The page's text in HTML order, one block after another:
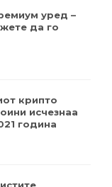
уред –
да го
крипто
исчезнаа
година